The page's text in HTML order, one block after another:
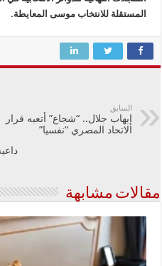
المستقلة للانتخاب موسى المعايطة.
السابق
إيهاب جلال.. “شجاع” أتعبه قرار
الاتحاد المصري “نفسيا”
مقالات مشابهة